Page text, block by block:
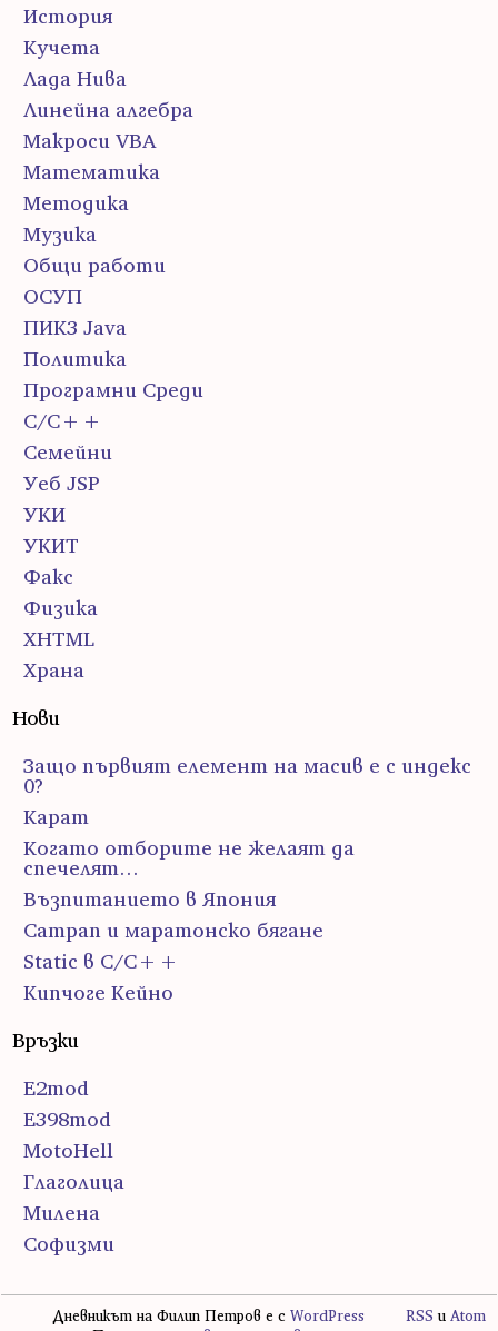
История
Кучета
Лада Нива
Линейна алгебра
Макроси VBA
Математика
Методика
Музика
Общи работи
ОСУП
ПИК3 Java
Политика
Програмни Среди
С/С++
Семейни
Уеб JSP
УКИ
УКИТ
Факс
Физика
ХHTML
Храна
Нови
Защо първият елемент на масив е с индекс
0?
Карат
Когато отборите не желаят да
спечелят…
Възпитанието в Япония
Сатрап и маратонско бягане
Static в C/C++
Кипчоге Кейно
Връзки
E2mod
E398mod
MotoHell
Глаголица
Милена
Софизми
RSS и Atom
Дневникът на Филип Петров е сWordPress